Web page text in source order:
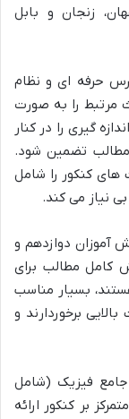
زنجان و بابل
حرفه ای و نظام
مرتبط را به صورت
گیری را در کنار
تضمین شود.
کنکور را شامل
نیاز می کند.
آموزان دوازدهم و
کامل مطالب برای
بسیار مناسب
برخوردارند و
فیزیک (شامل
بر کنکور ارائه